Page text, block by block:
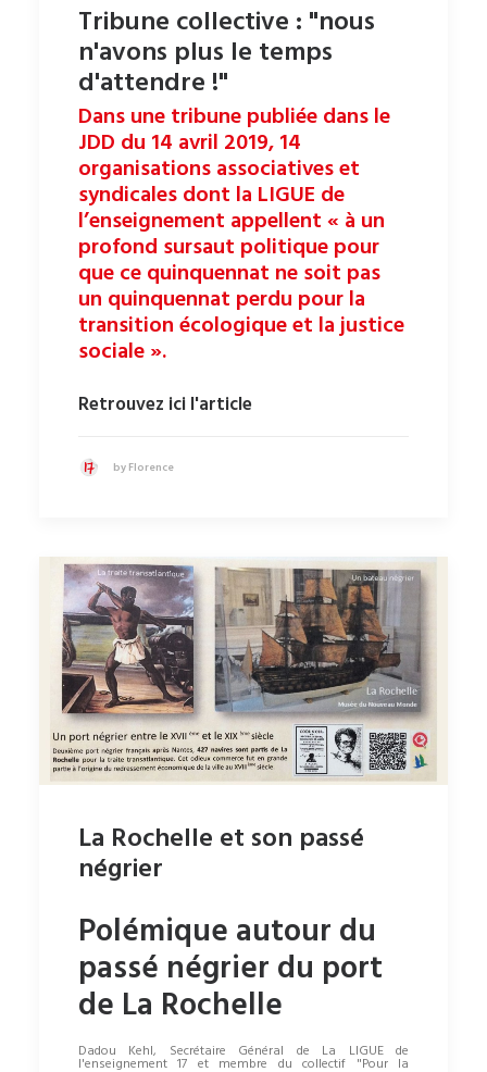
Tribune collective : "nous
n'avons plus le temps
d'attendre !"
Dans une tribune publiée dans le
JDD du 14 avril 2019, 14
organisations associatives et
syndicales dont la LIGUE de
l’enseignement appellent « à un
profond sursaut politique pour
que ce quinquennat ne soit pas
un quinquennat perdu pour la
transition écologique et la justice
sociale ».
Retrouvez ici l'article
by Florence
La Rochelle et son passé
négrier
Polémique autour du
passé négrier du port
de La Rochelle
Dadou Kehl, Secrétaire Général de La LIGUE de
l'enseignement 17 et membre du collectif "Pour la